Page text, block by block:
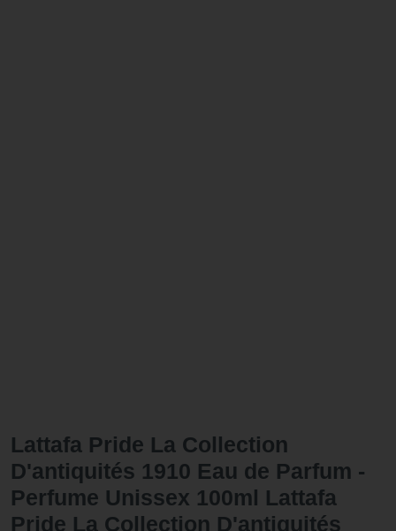
Lattafa Pride La Collection
D'antiquités 1910 Eau de Parfum -
Perfume Unissex 100ml Lattafa
Pride La Collection D'antiquités